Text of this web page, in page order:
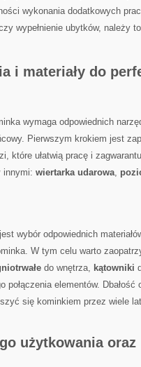
wykonania dodatkowych
wypełnienie ubytków, należy⁢
i materiały do​
wymaga odpowiednich
⁢Pierwszym krokiem jest
które ułatwią⁤ pracę i
innymi: wiertarka udarowa,​
wybór odpowiednich
W⁣ tym celu ‌warto
do wnętrza, kątowniki
połączenia​ elementów.
się ​kominkiem przez wiele
użytkowania⁢